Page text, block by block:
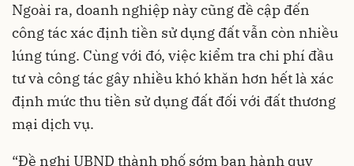
Ngoài ra, doanh nghiệp này cũng đề cập đến
công tác xác định tiền sử dụng đất vẫn còn nhiều
lúng túng. Cùng với đó, việc kiểm tra chi phí đầu
tư và công tác gây nhiều khó khăn hơn hết là xác
định mức thu tiền sử dụng đất đối với đất thương
mại dịch vụ.
“Đề nghị UBND thành phố sớm ban hành quy